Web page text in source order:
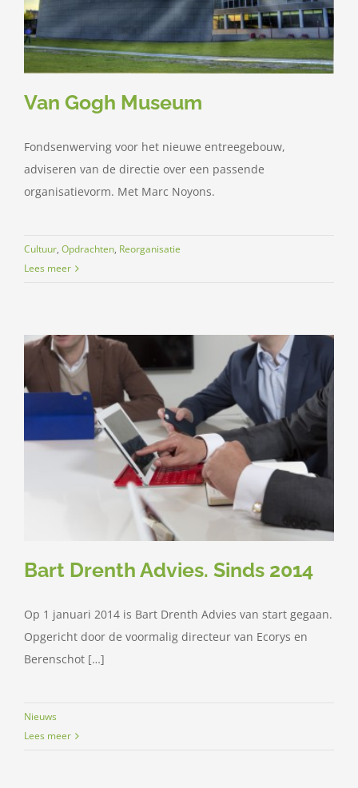
Van Gogh Museum
Fondsenwerving voor het nieuwe entreegebouw,
adviseren van de directie over een passende
organisatievorm. Met Marc Noyons.
Cultuur, Opdrachten, Reorganisatie
Lees meer
Bart Drenth Advies. Sinds 2014
Op 1 januari 2014 is Bart Drenth Advies van start gegaan.
Opgericht door de voormalig directeur van Ecorys en
Berenschot […]
Nieuws
Lees meer